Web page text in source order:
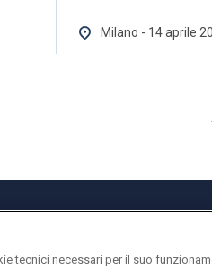
Milano - 14 aprile
tecnici necessari per il suo